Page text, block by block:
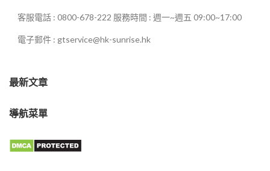
客服電話 : 0800-678-222 服務時間 : 週一~週五 09:00~17:00
電子郵件 : gtservice@hk-sunrise.hk
最新文章
導航菜單